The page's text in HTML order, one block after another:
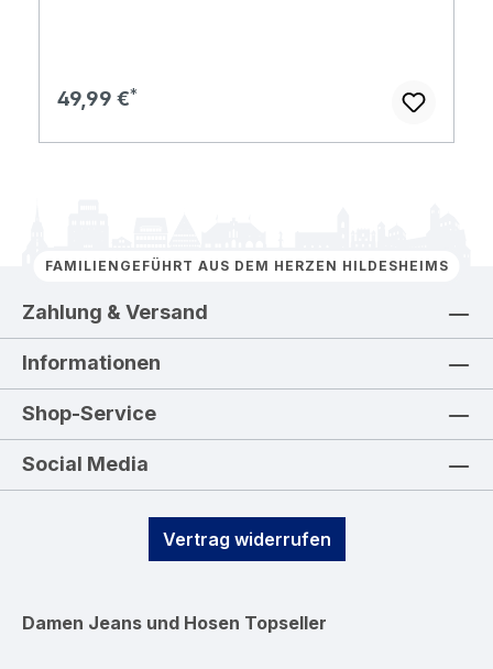
Regulärer Preis:
49,99 €
FAMILIENGEFÜHRT AUS DEM HERZEN HILDESHEIMS
Zahlung & Versand
Informationen
Shop-Service
Social Media
Vertrag widerrufen
Damen Jeans und Hosen Topseller